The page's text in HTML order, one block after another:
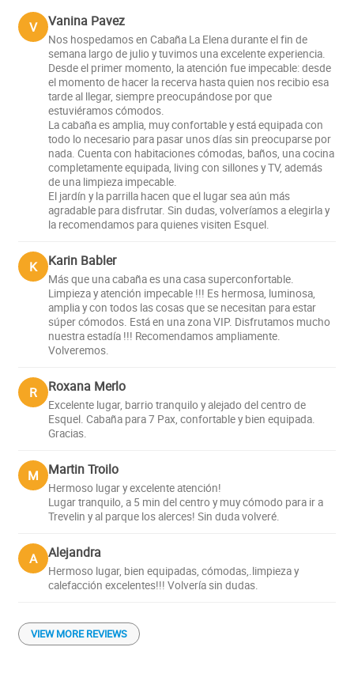
couples, familiesgroups of friends.
Located in a quiet neighborhood of Esquel, just minutes
from the city center, the cabins offer a privileged natural
environment. A large garden with an individual grill invites
you to enjoy moments outdoors, surrounded by the fresh
Patagonian breeze and the singing of birds.
V Vanina Pavez
Nos hospedamos en Cabaña La Elena durante el fin de
semana largo de julio y tuvimos una excelente experiencia.
Desde el primer momento, la atención fue impecable: desde
el momento de hacer la recerva hasta quien nos recibio esa
tarde al llegar, siempre preocupándose por que
estuviéramos cómodos.
La cabaña es amplia, muy confortable y está equipada con
todo lo necesario para pasar unos días sin preocuparse por
nada. Cuenta con habitaciones cómodas, baños, una cocina
completamente equipada, living con sillones y TV, además
de una limpieza impecable.
El jardín y la parrilla hacen que el lugar sea aún más
agradable para disfrutar. Sin dudas, volveríamos a elegirla y
la recomendamos para quienes visiten Esquel.
K Karin Babler
Más que una cabaña es una casa superconfortable.
Limpieza y atención impecable !!! Es hermosa, luminosa,
amplia y con todos las cosas que se necesitan para estar
súper cómodos. Está en una zona VIP. Disfrutamos mucho
nuestra estadía !!! Recomendamos ampliamente.
Volveremos.
R Roxana Merlo
Excelente lugar, barrio tranquilo y alejado del centro de
Esquel. Cabaña para 7 Pax, confortable y bien equipada.
Gracias.
M Martin Troilo
Hermoso lugar y excelente atención!
Lugar tranquilo, a 5 min del centro y muy cómodo para ir a
Trevelin y al parque los alerces! Sin duda volveré.
A Alejandra
Hermoso lugar, bien equipadas, cómodas,.limpieza y
calefacción excelentes!!! Volvería sin dudas.
VIEW MORE REVIEWS